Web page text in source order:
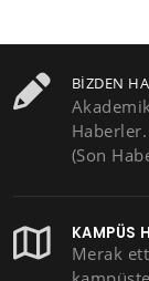
BIZDEN
Haberler.
(Son
KAMPÜS
Merak